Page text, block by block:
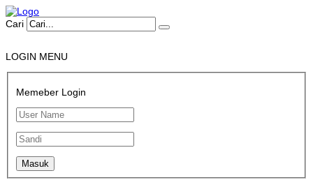
Cari
LOGIN MENU
Memeber Login